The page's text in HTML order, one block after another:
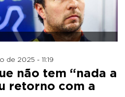
de 2025 - 11:19
não tem “nada a
retorno com a